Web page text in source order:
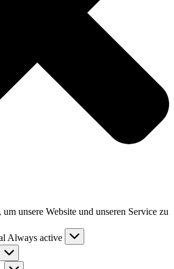
unsere Website und unseren Service zu
Always active